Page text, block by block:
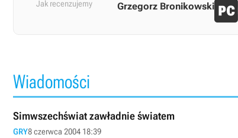
Jak recenzujemy
Grzegorz Bronikowski
Wiadomości
Simwszechświat zawładnie światem
GRY8 czerwca 2004 18:39